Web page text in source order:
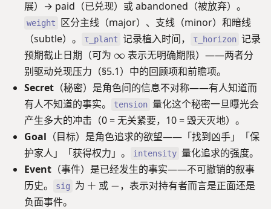
Si
m
a
},
\
m
a
h
sf
{
G
},
e
x
tt
t
{
d
e
v
el
p
i
n
g
},
ex
tt
t{
m
in
or
},
\t
ex
tt
t{
su
bt
le
}\
}
t
e
x
tt
t
a
c
h
ie
v
e
d
},
\
展）→ paid（已兑现）或 abandoned（被放弃）。
weight
区分主线（major）、支线（minor）和暗线
（subtle）。
τ_plant 记录植入时间， τ_horizon 记录
预期截止日期（可为 \
i
n
f
t
y
∞ 表示无明确期限）——两者分
别驱动兑现压力（§5.1）中的回顾项和前瞻项。
Secret （秘密）是角色间的信息不对称——有人知道而
有人不知道的事实。
tension 量化这个秘密一旦曝光会
产生多大的冲击（0 = 无关紧要，10 = 毁天灭地）。
Goal （目标）是角色追求的欲望——「找到凶手」「保
护家人」「获得权力」。
intensity 量化追求的强度。
Event （事件）是已经发生的事实——不可撤销的叙事
历史。
sig 为 +
+ 或 -
−，表示对持有者而言是正面还是
负面事件。